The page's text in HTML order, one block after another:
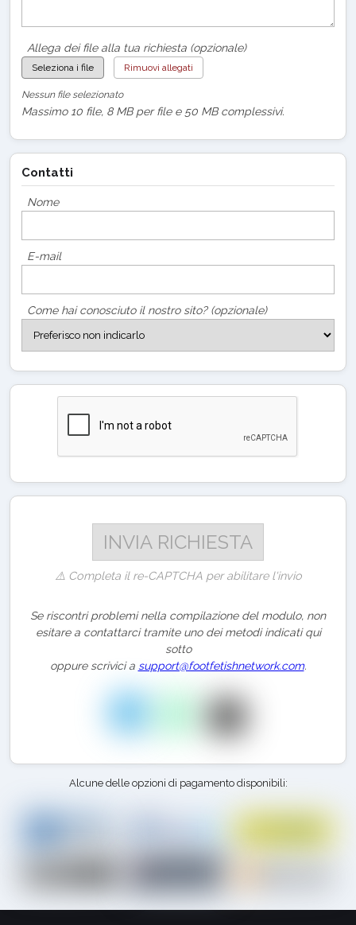
Allega dei file alla tua richiesta (opzionale)
Seleziona i file Rimuovi allegati
Nessun file selezionato
Massimo 10 file, 8 MB per file e 50 MB complessivi.
Contatti
Nome
E-mail
Come hai conosciuto il nostro sito? (opzionale)
⚠️ Completa il re-CAPTCHA per abilitare l'invio
Se riscontri problemi nella compilazione del modulo, non
esitare a contattarci tramite uno dei metodi indicati qui
sotto
oppure scrivici a support@footfetishnetwork.com.
Alcune delle opzioni di pagamento disponibili: